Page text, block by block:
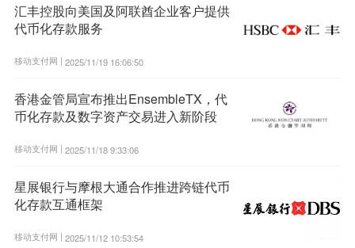
汇丰控股向美国及阿联酋企业客户提供
代币化存款服务
移动支付网 | 2025/11/19 16:06:50
香港金管局宣布推出EnsembleTX，代
币化存款及数字资产交易进入新阶段
移动支付网 | 2025/11/18 9:33:06
星展银行与摩根大通合作推进跨链代币
化存款互通框架
移动支付网 | 2025/11/12 10:53:54